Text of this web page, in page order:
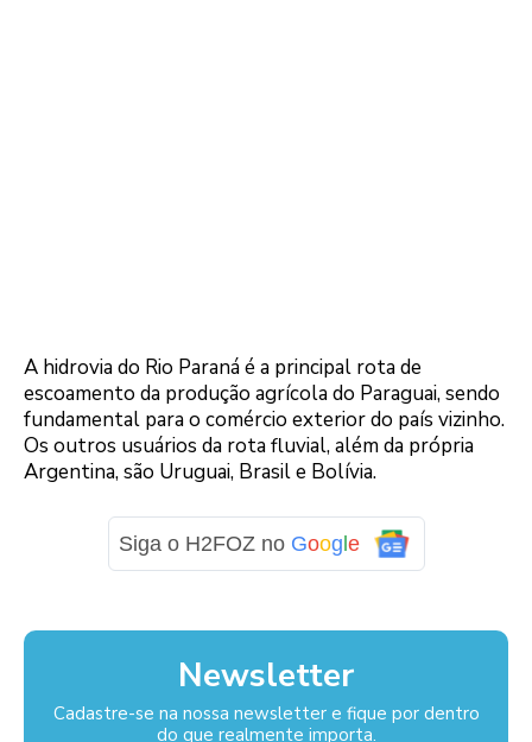
A hidrovia do Rio Paraná é a principal rota de
escoamento da produção agrícola do Paraguai, sendo
fundamental para o comércio exterior do país vizinho.
Os outros usuários da rota fluvial, além da própria
Argentina, são Uruguai, Brasil e Bolívia.
Siga o H2FOZ no Google
Newsletter
Cadastre-se na nossa newsletter e fique por dentro
do que realmente importa.